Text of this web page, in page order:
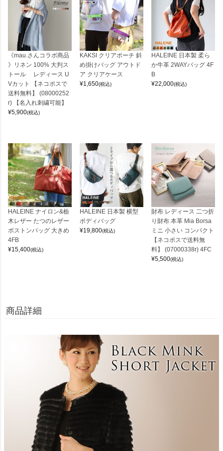
《mau.さんコラボ商品
》リネン 100% 大判ス
トール レディース U
Vカット 【ネコポスで
送料無料】 (08000252
r) 【名入れ刺繍可能】
¥5,900(税込)
KAKSI クリアポーチ 斜
め掛けバッグ アウトド
ア クリアケース
¥1,650(税込)
HALEINE 日本製 柔ら
か牛革 2WAYバッグ 4F
B
¥22,000(税込)
HALEINE ナイロン&栃
木レザー たつのレザー
ボストンバッグ 大きめ
4FB
¥15,400(税込)
HALEINE 日本製 横型
ボディバッグ
¥19,800(税込)
財布 レディース 二つ折
り財布 本革 Mia Borsa
ミニ 小さい コンパクト
【ネコポスで送料無
料】 (07000338r) 4FC
¥5,500(税込)
商品詳細